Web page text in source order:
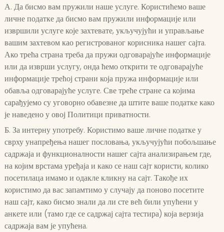
А. Да бисмо вам пружили наше услуге. Користићемо ваше
личне податке да бисмо вам пружили информације или
извршили услуге које захтевате, укључујући и управљање
вашим захтевом као регистрованог корисника нашег сајта.
Ако трећа страна треба да пружи одговарајуће информације
или да изврши услугу, онда ћемо открити те одговарајуће
информације трећој страни која пружа информације или
обавља одговарајуће услуге. Све треће стране са којима
сарађујемо су уговорно обавезне да штите ваше податке како
је наведено у овој Политици приватности.
Б. За интерну употребу. Користимо ваше личне податке у
сврху унапређења нашег пословања, укључујући побољшање
садржаја и функционалности нашег сајта анализирањем где,
на којим врстама уређаја и како се наш сајт користи, колико
посетилаца имамо и одакле кликну на сајт. Такође их
користимо да вас запамтимо у случају да поново посетите
наш сајт, како бисмо знали да ли сте већ били упућени у
анкете или (тамо где се садржај сајта тестира) која верзија
садржаја вам је упућена.